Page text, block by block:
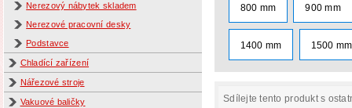
Nerezový nábytek skladem
Nerezové pracovní desky
Podstavce
Chladící zařízení
Nářezové stroje
Vakuové baličky
800 mm 900 mm
1400 mm 1500 mm
Sdílejte tento produkt s